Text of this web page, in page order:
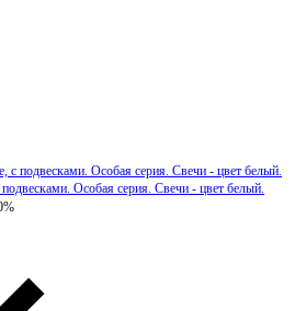
Особая серия. Свечи - цвет белый.